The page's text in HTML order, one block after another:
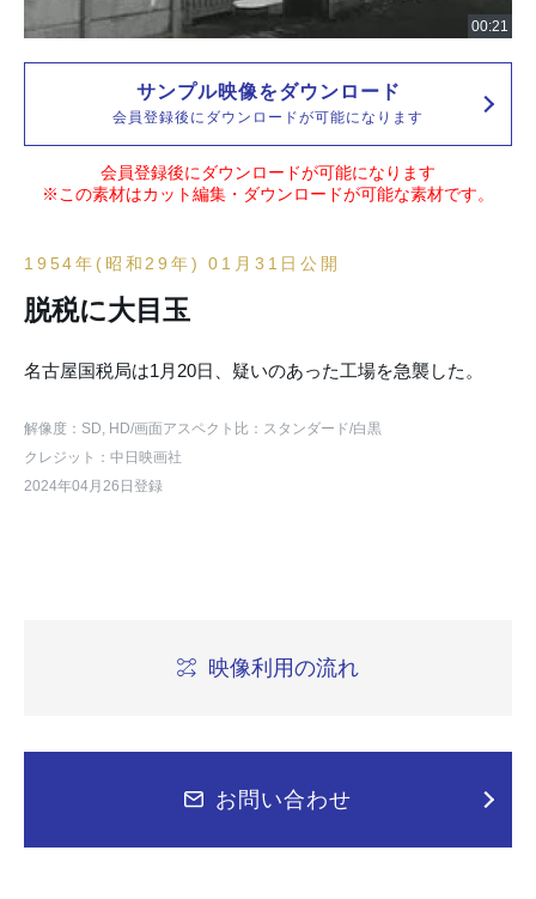
サンプル映像をダウンロード
会員登録後にダウンロードが可能になります
会員登録後にダウンロードが可能になります
※この素材はカット編集・ダウンロードが可能な素材です。
1954年(昭和29年) 01月31日公開
脱税に大目玉
名古屋国税局は1月20日、疑いのあった工場を急襲した。
解像度：SD, HD/画面アスペクト比：スタンダード/白黒
クレジット：中日映画社
2024年04月26日登録
映像利用の流れ
お問い合わせ